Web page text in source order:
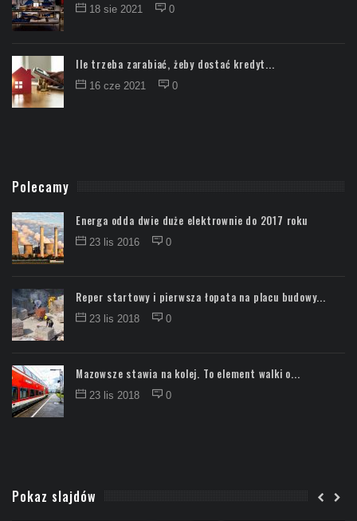
18 sie 2021 0
Ile trzeba zarabiać, żeby dostać kredyt...
16 cze 2021 0
Polecamy
Energa odda dwie duże elektrownie do 2017 roku
23 lis 2016 0
Reper startowy i pierwsza łopata na placu budowy...
23 lis 2018 0
Mazowsze stawia na kolej. To element walki o...
23 lis 2018 0
Pokaz slajdów